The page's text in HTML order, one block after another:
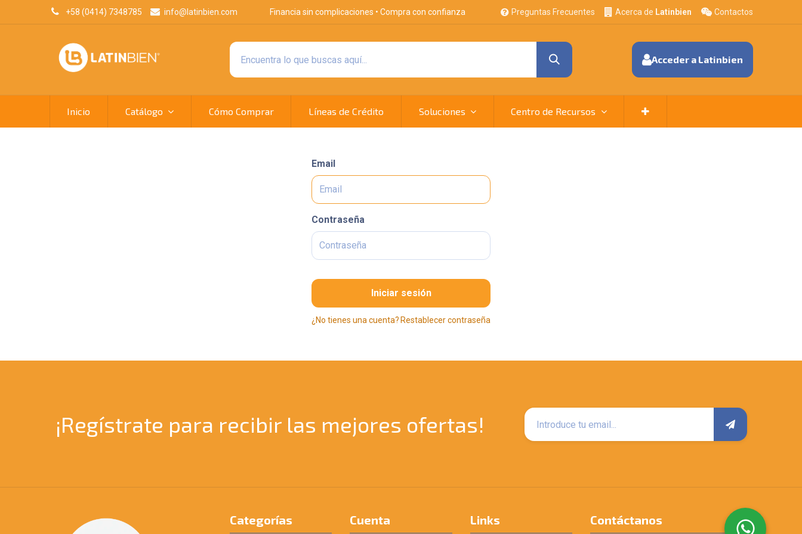
+58 (0414) 7348785 info@latinbien.com Financia sin complicaciones • Compra con confianza Preguntas Frecuentes Acerca de Latinbien Contactos
Acceder a Latinbien
Inicio Catálogo Cómo Comprar Líneas de Crédito Soluciones Centro de Recursos
Email
Contraseña
Iniciar sesión
¿No tienes una cuenta? Restablecer contraseña
¡Regístrate para recibir las mejores ofertas!
Categorías Cuenta Links Contáctanos